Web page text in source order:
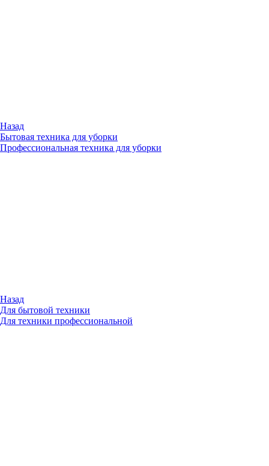
Назад
Бытовая техника для уборки
Профессиональная техника для уборки
Назад
Для бытовой техники
Для техники профессиональной